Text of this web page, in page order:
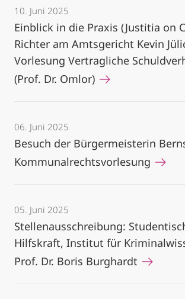
10. Juni 2025
Einblick in die Praxis (Justitia on
Richter am Amtsgericht Kevin
Vorlesung Vertragliche
(Prof. Dr. Omlor)
06. Juni 2025
Besuch der Bürgermeisterin
Kommunalrechtsvorlesung
05. Juni 2025
Stellenausschreibung:
Hilfskraft, Institut für
Prof. Dr. Boris Burghardt